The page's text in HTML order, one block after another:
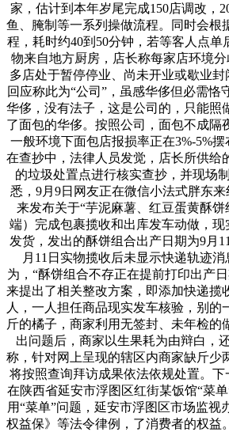
家，估计到本年岁尾完成150店调改，
鱼、腌制等一系列操做流程。同时会
程，耗时约40到50分钟，若等客人点
物来自地方厨房，店长称每家店环境
多店处于暂停停业、尚未开业或歇业
回应称此为“公司”，虽感华侈但必需
华侈，没有法子，这是公司的，只能照
了面包的华侈。按照公司，面包不成隔
一般环境下面包店报损率正在3%-5%
在查抄中，法律人员发觉，店长所供
的垃圾处置点进行核实查抄，并现场
悉，9月9日网友正在微信小法式胖东
来发布关于“芋泥麻薯、红豆蛋黄酥
端）完成包裹揽收和出库发车动做，
发货，发出的酥饼组合出产日期为9月
月11日实物揽收后未显示快递轨迹
为，“酥饼组合不存正在提前打印出产
来提出了相关整改方案，即添加快递
人，一人担任商品现实发车核验，别
斤的橘子，商家利用无签封、未年检
出问题后，商家以生果耗为由辩白，
称，针对网上呈现的辖区内商家缺斤少
将按照查询拜访成果依法依规处置。
在陕西省延安市浮图区红街某饭馆“菜
用“菜单”问题，延安市浮图区市场监
权益保》等法令律例，了消费者的权益